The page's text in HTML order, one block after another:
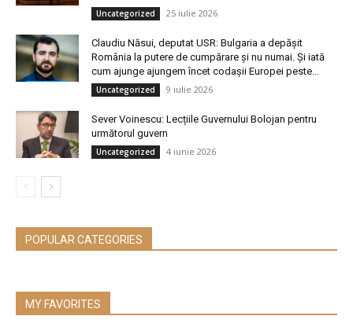
Uncategorized 25 iulie 2026
Claudiu Năsui, deputat USR: Bulgaria a depășit
România la putere de cumpărare și nu numai. Și iată
cum ajunge ajungem încet codașii Europei peste...
Uncategorized 9 iulie 2026
Sever Voinescu: Lecțiile Guvernului Bolojan pentru
următorul guvern
Uncategorized 4 iunie 2026
POPULAR CATEGORIES
MY FAVORITES